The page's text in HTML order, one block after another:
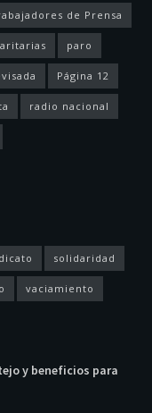
de Prensa
paro
Página 12
radio nacional
solidaridad
vaciamiento
y beneficios para